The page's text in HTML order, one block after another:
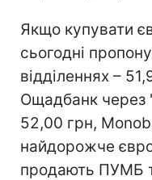
Якщо купувати
сьогодні
відділеннях –
Ощадбанк через
52,00 грн,
найдорожче
продають ПУМБ